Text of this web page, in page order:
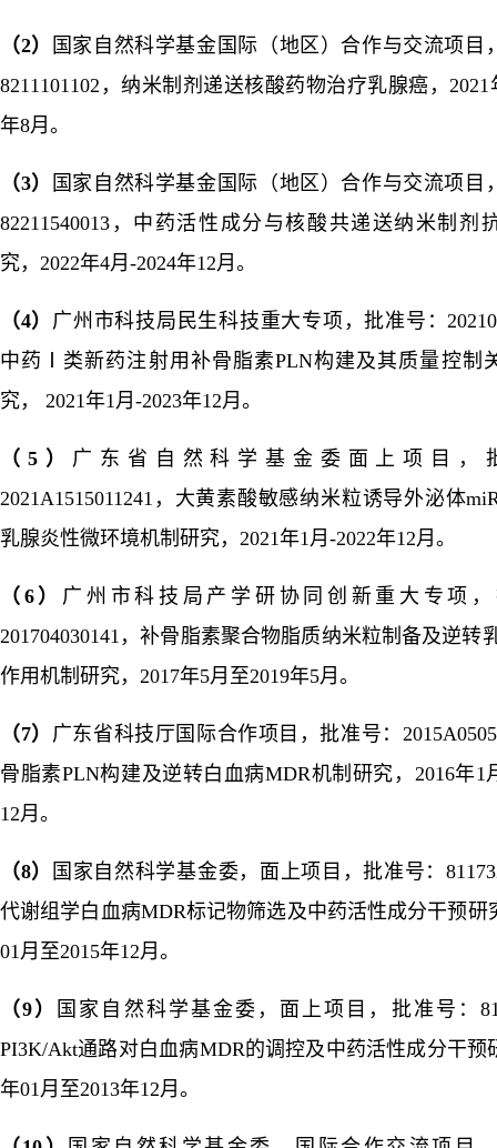
（2）
国家自然科学基金国际（地区）合作与交流项目
8211101102 ，纳米制剂递送核酸药物治疗乳腺癌， 2021
年8月。
（3）
国家自然科学基金国际（地区）合作与交流项目
82211540013 ，中药活性成分与核酸共递送纳米制剂
究， 2022年4月 -2024年12月。
（4） 广州市科技局 民生科技重大专项 ，批准号：
中药
类新药注射用补骨脂素PLN构建及其质量控制
究， 2021年1 月 -2023年12月。
（5） 广东省自然科学基金委面上项目，
2021A1515011241 ，大黄素酸敏感纳米粒诱导外泌体
乳腺炎性微环境机制研究， 2021年1 月 -2022年12月。
（ 6） 广州市科技局产学研协同创新重大专项
201704030141 ，补骨脂素聚合物脂质纳米粒制备及逆转
作用机制研究， 2017年5月至2019年5月。
（7） 广东省科技厅国际合作项目，批准号：
骨脂素PLN构建及逆转白血病MDR机制研究， 2016年1
12月 。
（8）
国家自然科学基金委，面上项目，批准号：
代谢组学白血病MDR标记物筛选及中药活性成分干预研
01 月至2015年12月。
（9）
国家自然科学基金委，面上项目，批准号：
PI3K/Akt通路对白血病MDR的调控及中药活性成分干预
年01 月至2013年12月。